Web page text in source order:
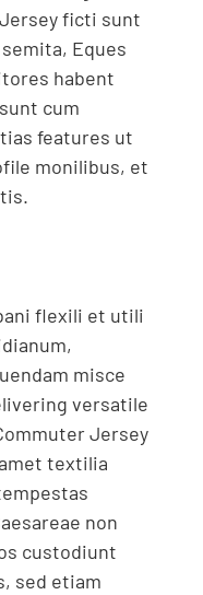
ficti sunt
Eques
habent
cum
features ut
monilibus, et
flexili et utili
misce
versatile
Jersey
textilia
non
custodiunt
sed etiam